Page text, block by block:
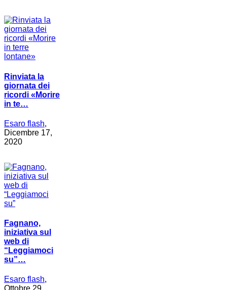
Rinviata la
giornata dei
ricordi «Morire
in te…
Esaro flash,
Dicembre 17,
2020
Fagnano,
iniziativa sul
web di
“Leggiamoci
su”…
Esaro flash,